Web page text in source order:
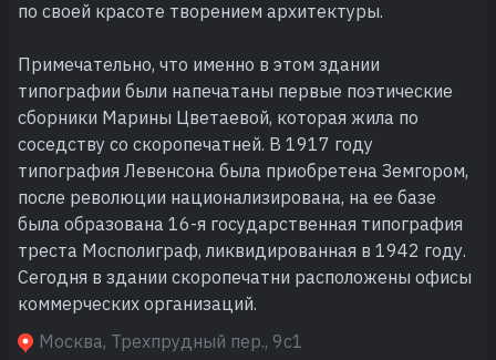
по своей красоте творением архитектуры.
Примечательно, что именно в этом здании
типографии были напечатаны первые поэтические
сборники Марины Цветаевой, которая жила по
соседству со скоропечатней. В 1917 году
типография Левенсона была приобретена Земгором,
после революции национализирована, на ее базе
была образована 16-я государственная типография
треста Мосполиграф, ликвидированная в 1942 году.
Сегодня в здании скоропечатни расположены офисы
коммерческих организаций.
Москва, Трехпрудный пер., 9с1